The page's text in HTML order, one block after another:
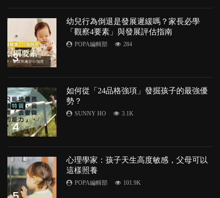
3
幼兒行為倒退是發展遲緩嗎？家長必學
「觀察4要素」與發展評估指南
POPA編輯部 284
4
如何從「24品格強項」發掘孩子的最強優
勢？
SUNNY HO 3.1K
心理學家：孩子天生高度敏感，父母可以
這樣照養
POPA編輯部 101.9K